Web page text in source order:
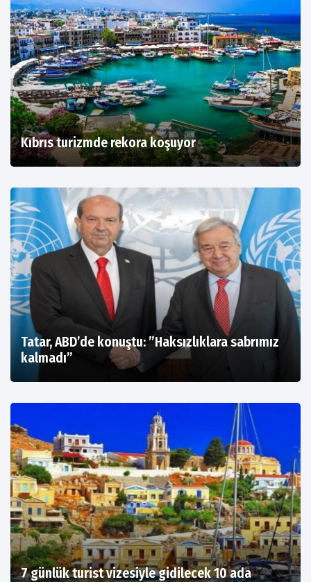
Kıbrıs turizmde rekora koşuyor
Tatar, ABD’de konuştu: ”Haksızlıklara sabrımız
kalmadı”
7 günlük turist vizesiyle gidilecek 10 ada